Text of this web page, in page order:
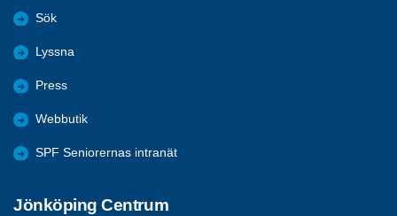
Sök
Lyssna
Press
Webbutik
SPF Seniorernas intranät
Jönköping Centrum